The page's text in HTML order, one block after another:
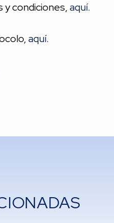
y condiciones,aquí.
aquí.